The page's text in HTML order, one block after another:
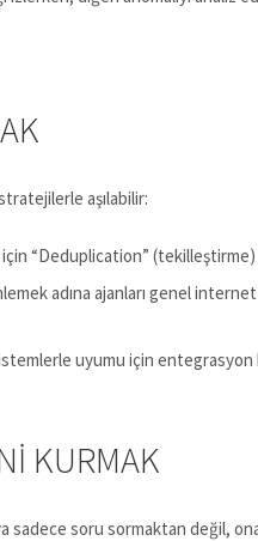
aşılabilir:
“Deduplication” (tekilleştirme)
adına ajanları genel
uyumu için
KURMAK
sadece soru sormaktan değil,